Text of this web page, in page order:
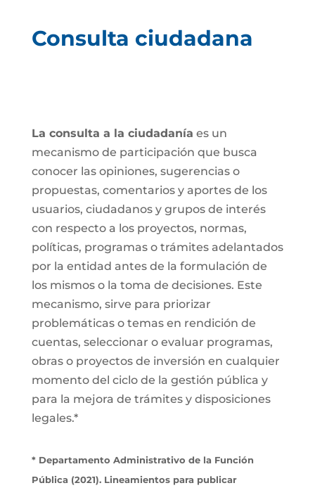
Consulta ciudadana
La consulta a la ciudadanía es un
mecanismo de participación que busca
conocer las opiniones, sugerencias o
propuestas, comentarios y aportes de los
usuarios, ciudadanos y grupos de interés
con respecto a los proyectos, normas,
políticas, programas o trámites adelantados
por la entidad antes de la formulación de
los mismos o la toma de decisiones. Este
mecanismo, sirve para priorizar
problemáticas o temas en rendición de
cuentas, seleccionar o evaluar programas,
obras o proyectos de inversión en cualquier
momento del ciclo de la gestión pública y
para la mejora de trámites y disposiciones
legales.*
* Departamento Administrativo de la Función
Pública (2021). Lineamientos para publicar